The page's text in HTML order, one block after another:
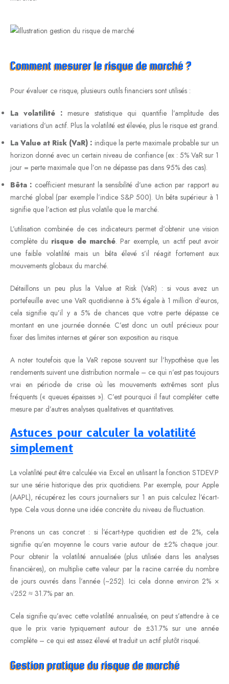
Comment mesurer le risque de marché ?
Pour évaluer ce risque, plusieurs outils financiers sont utilisés :
La volatilité : mesure statistique qui quantifie l’amplitude des
variations d’un actif. Plus la volatilité est élevée, plus le risque est grand.
La Value at Risk (VaR) : indique la perte maximale probable sur un
horizon donné avec un certain niveau de confiance (ex : 5% VaR sur 1
jour = perte maximale que l’on ne dépasse pas dans 95% des cas).
Bêta : coefficient mesurant la sensibilité d’une action par rapport au
marché global (par exemple l’indice S&P 500). Un bêta supérieur à 1
signifie que l’action est plus volatile que le marché.
L’utilisation combinée de ces indicateurs permet d’obtenir une vision
complète du risque de marché. Par exemple, un actif peut avoir
une faible volatilité mais un bêta élevé s’il réagit fortement aux
mouvements globaux du marché.
Détaillons un peu plus la Value at Risk (VaR) : si vous avez un
portefeuille avec une VaR quotidienne à 5% égale à 1 million d’euros,
cela signifie qu’il y a 5% de chances que votre perte dépasse ce
montant en une journée donnée. C’est donc un outil précieux pour
fixer des limites internes et gérer son exposition au risque.
A noter toutefois que la VaR repose souvent sur l’hypothèse que les
rendements suivent une distribution normale – ce qui n’est pas toujours
vrai en période de crise où les mouvements extrêmes sont plus
fréquents (« queues épaisses »). C’est pourquoi il faut compléter cette
mesure par d’autres analyses qualitatives et quantitatives.
Astuces pour calculer la volatilité
simplement
La volatilité peut être calculée via Excel en utilisant la fonction STDEV.P
sur une série historique des prix quotidiens. Par exemple, pour Apple
(AAPL), récupérez les cours journaliers sur 1 an puis calculez l’écart-
type. Cela vous donne une idée concrète du niveau de fluctuation.
Prenons un cas concret : si l’écart-type quotidien est de 2%, cela
signifie qu’en moyenne le cours varie autour de ±2% chaque jour.
Pour obtenir la volatilité annualisée (plus utilisée dans les analyses
financières), on multiplie cette valeur par la racine carrée du nombre
de jours ouvrés dans l’année (~252). Ici cela donne environ 2% ×
√252 ≈ 31.7% par an.
Cela signifie qu’avec cette volatilité annualisée, on peut s’attendre à ce
que le prix varie typiquement autour de ±31.7% sur une année
complète – ce qui est assez élevé et traduit un actif plutôt risqué.
Gestion pratique du risque de marché